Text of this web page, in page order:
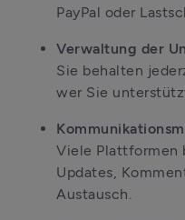
PayPal oder
Verwaltung der
Sie behalten
wer Sie
Viele Plattformen
Updates,
Austausch.